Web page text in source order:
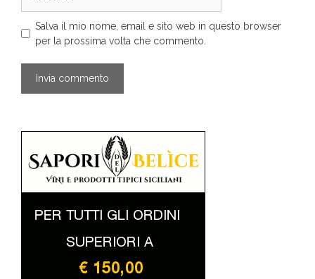
web
Salva il mio nome, email e sito web in questo browser
per la prossima volta che commento.